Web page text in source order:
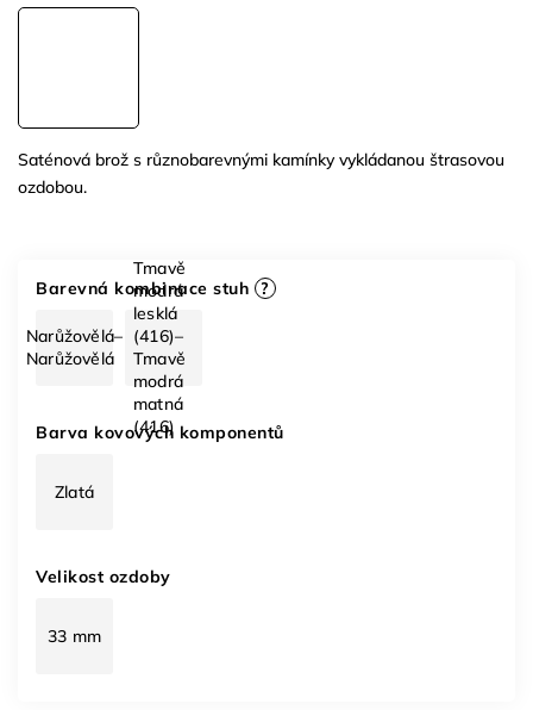
Barevná kombinace stuh ?
Narůžovělá–
Narůžovělá
Tmavě
modrá
lesklá
(416)–
Tmavě
modrá
matná
(416)
Barva kovových komponentů
Zlatá
Velikost ozdoby
33 mm
Saténová brož s různobarevnými kamínky vykládanou štrasovou
ozdobou.